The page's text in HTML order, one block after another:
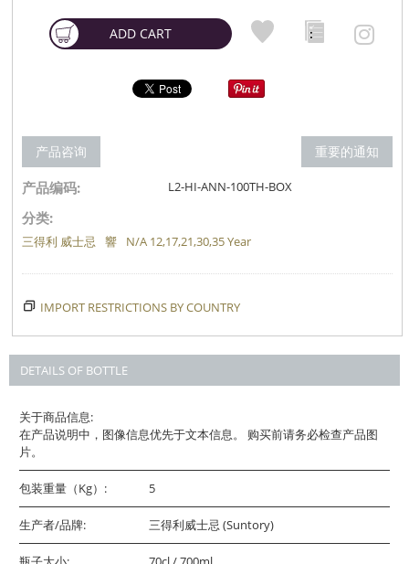
ADD CART
产品咨询 重要的通知
产品编码: L2-HI-ANN-100TH-BOX
分类:
三得利 威士忌 響 N/A 12,17,21,30,35 Year
IMPORT RESTRICTIONS BY COUNTRY
DETAILS OF BOTTLE
关于商品信息:
在产品说明中，图像信息优先于文本信息。 购买前请务必检查产品图
片。
包装重量（Kg）: 5
生产者/品牌: 三得利威士忌 (Suntory)